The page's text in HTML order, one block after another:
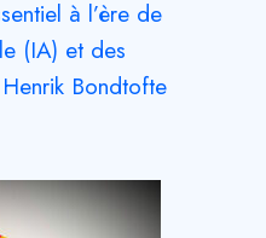
à l’ère de
(IA) et des
Bondtofte